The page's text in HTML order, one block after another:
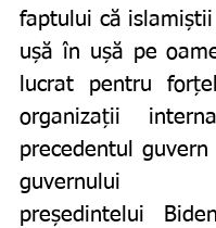
faptului că
ușă în ușă pe
lucrat pentru
organizații
precedentul guvern
guvernului
președintelui